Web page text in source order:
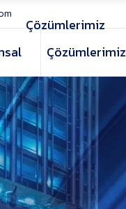
Çözümlerimiz
Çözümlerimiz